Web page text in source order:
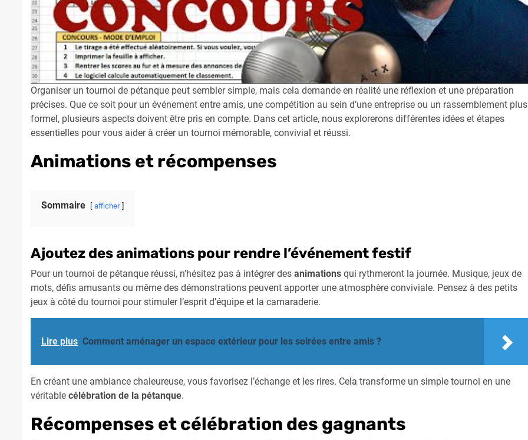
Organiser un tournoi de pétanque peut sembler simple, mais cela demande en réalité une réflexion et une préparation
précises. Que ce soit pour un événement entre amis, une compétition au sein d’une entreprise ou un rassemblement plus
formel, plusieurs aspects doivent être pris en compte. Dans cet article, nous explorerons différentes idées et étapes
essentielles pour vous aider à créer un tournoi mémorable, convivial et réussi.
Animations et récompenses
Sommaire afficher
Ajoutez des animations pour rendre l’événement festif
Pour un tournoi de pétanque réussi, n’hésitez pas à intégrer des animations qui rythmeront la journée. Musique, jeux de
mots, défis amusants ou même des démonstrations peuvent apporter une atmosphère conviviale. Pensez à des petits
jeux à côté du tournoi pour stimuler l’esprit d’équipe et la camaraderie.
Lire plus Comment aménager un espace extérieur pour les soirées entre amis ?
En créant une ambiance chaleureuse, vous favorisez l’échange et les rires. Cela transforme un simple tournoi en une
véritable célébration de la pétanque.
Récompenses et célébration des gagnants